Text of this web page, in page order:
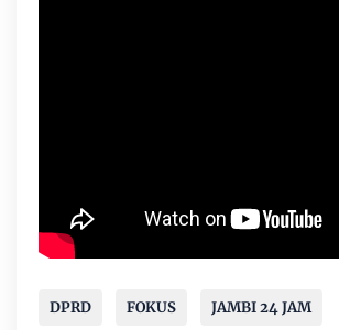
DPRD FOKUS JAMBI 24 JAM